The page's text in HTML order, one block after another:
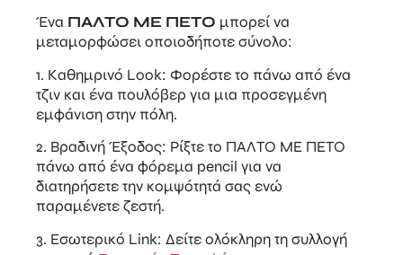
Ένα ΠΑΛΤΟ ΜΕ ΠΕΤΟ μπορεί να
μεταμορφώσει οποιοδήποτε σύνολο:
1. Καθημρινό Look: Φορέστε το πάνω από ένα
τζιν και ένα πουλόβερ για μια προσεγμένη
εμφάνιση στην πόλη.
2. Βραδινή Έξοδος: Ρίξτε το ΠΑΛΤΟ ΜΕ ΠΕΤΟ
πάνω από ένα φόρεμα pencil για να
διατηρήσετε την κομψότητά σας ενώ
παραμένετε ζεστή.
3. Εσωτερικό Link: Δείτε ολόκληρη τη συλλογή